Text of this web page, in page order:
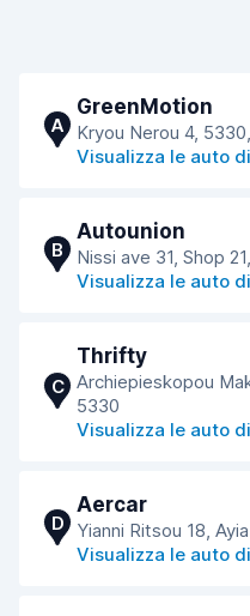
A
GreenMotion
Kryou Nerou 4,
Visualizza le auto
B
Autounion
Nissi ave 31, Shop
Visualizza le auto
C
Thrifty
Archiepieskopou
5330
Visualizza le auto
D
Aercar
Yianni Ritsou 18,
Visualizza le auto